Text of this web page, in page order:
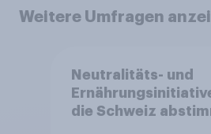
Weitere Umfragen
Neutralitäts- und
die Schweiz